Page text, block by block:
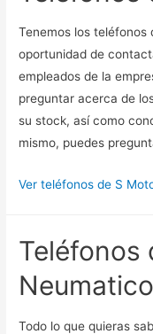
Tenemos los teléfonos
oportunidad de
empleados de la
preguntar acerca de
su stock, así como
mismo, puedes
Ver teléfonos de S
Teléfonos
Todo lo que quieras